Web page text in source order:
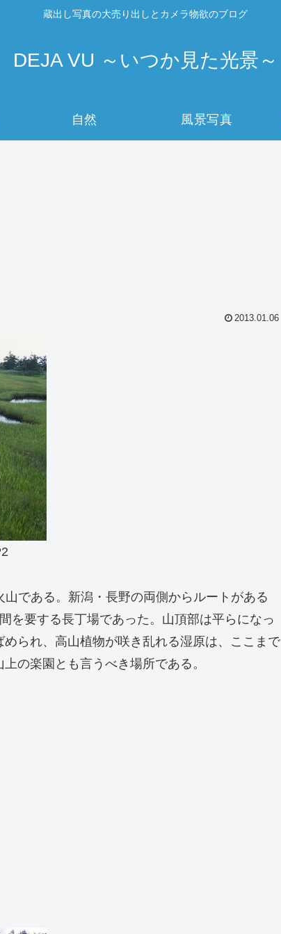
蔵出し写真の大売り出しとカメラ物欲のブログ
DEJA VU ～いつか見た光景～
自然 風景写真
2013.01.06
である。新潟・長野の両側からルートがある
を要する長丁場であった。山頂部は平らになっ
られ、高山植物が咲き乱れる湿原は、ここまで
の楽園とも言うべき場所である。